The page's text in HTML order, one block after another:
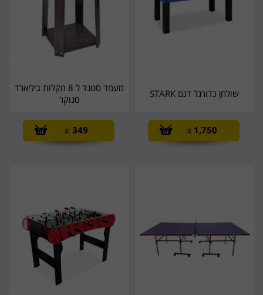
שולחן כדורגל דגם STARK
1,750
₪
מעמד סטנד ל 8 מקלות ביליארד
סנוקר
349
₪